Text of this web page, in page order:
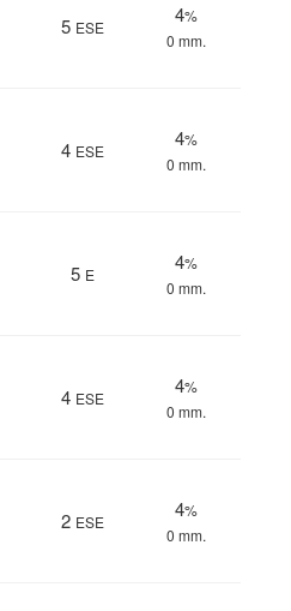
5 ESE
4%
0 mm.
4 ESE
4%
0 mm.
5 E
4%
0 mm.
4 ESE
4%
0 mm.
2 ESE
4%
0 mm.